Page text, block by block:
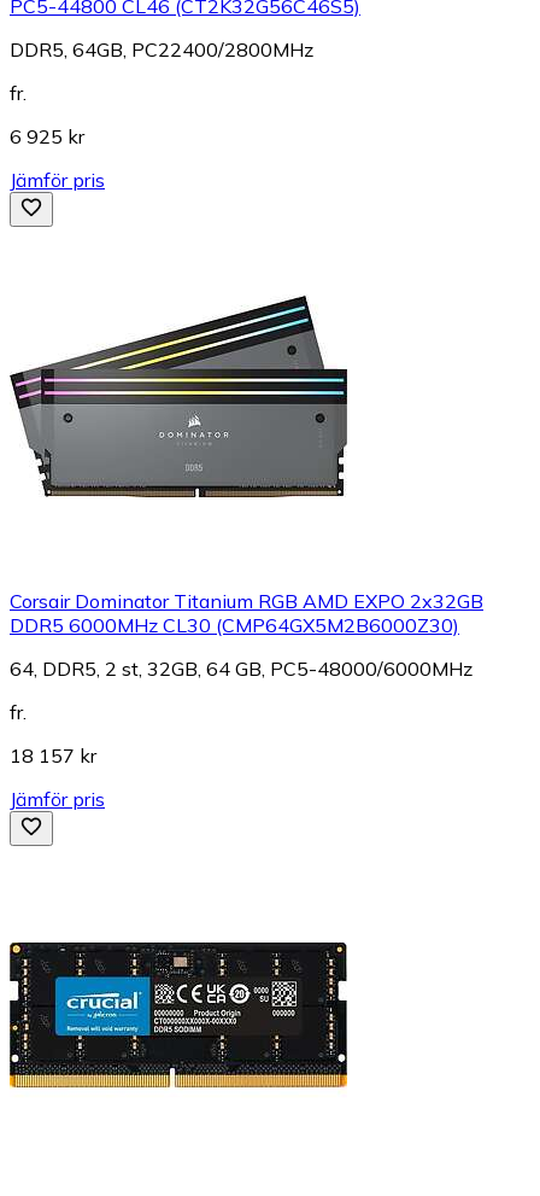
PC5-44800 CL46 (CT2K32G56C46S5)
DDR5, 64GB, PC22400/2800MHz
fr.
6 925 kr
Jämför pris
Corsair Dominator Titanium RGB AMD EXPO 2x32GB
DDR5 6000MHz CL30 (CMP64GX5M2B6000Z30)
64, DDR5, 2 st, 32GB, 64 GB, PC5-48000/6000MHz
fr.
18 157 kr
Jämför pris